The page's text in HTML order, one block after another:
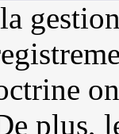
plus,